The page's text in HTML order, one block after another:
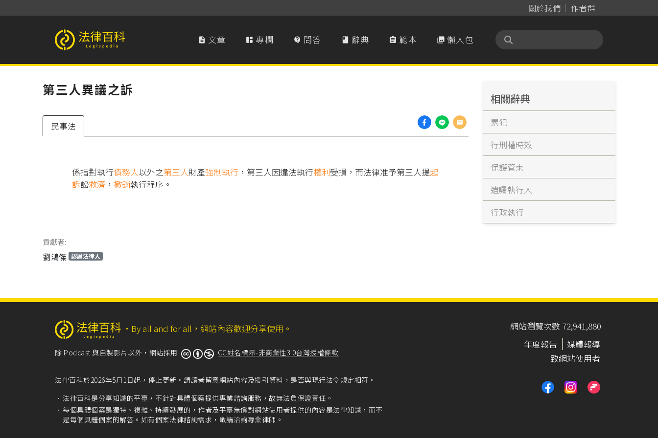
關於我們 作者群
法律百科 Legispedia  文章  專欄  問答  辭典  範本  懶人包
第三人異議之訴
民事法
係指對執行債務人以外之第三人財產強制執行 ，第三人因違法執行權利受損，而法律准予第三人提起
訴訟救濟 ， 撤銷執行程序。
貢獻者:
劉鴻傑 認證法律人
相關辭典
累犯
行刑權時效
保護管束
遺囑執行人
行政執行
‧ By all and for all，網站內容歡迎分享使用。
除 Podcast 與自製影片以外，網站採用 CC姓名標示-非商業性3.0台灣授權條款
法律百科於2026年5月1日起，停止更新。請讀者留意網站內容及援引資料，是否與現行法令規定相符。
法律百科是分享知識的平臺，不針對具體個案提供專業諮詢服務，故無法負保證責任。
每個具體個案是獨特、複雜、持續發展的，作者及平臺無償對網站使用者提供的內容是法律知識，而不
是每個具體個案的解答。如有個案法律諮詢需求，敬請洽詢專業律師。
網站瀏覽次數 72,941,880
年度報告
媒體報導
致網站使用者